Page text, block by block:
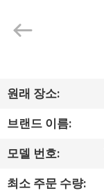
제
품
소
Dongguan
All
Rights
원래 장소:
브랜드 이름:
모델 번호:
최소 주문 수량: